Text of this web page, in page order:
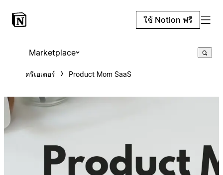
ใช้ Notion ฟรี
Marketplace
ครีเอเตอร์ Product Mom SaaS